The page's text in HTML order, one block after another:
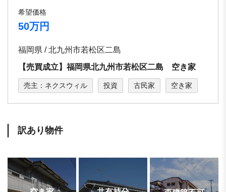
希望価格
50万円
福岡県 / 北九州市若松区二島
【売買成立】福岡県北九州市若松区二島 空き家
売主：ネクスウィル 投資 古民家 空き家
訳あり物件